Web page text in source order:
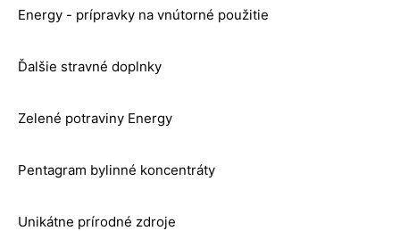
Energy - prípravky na vnútorné použitie
Ďalšie stravné doplnky
Zelené potraviny Energy
Pentagram bylinné koncentráty
Unikátne prírodné zdroje